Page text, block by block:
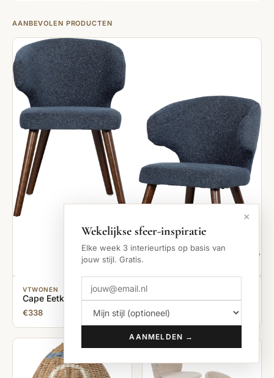
AANBEVOLEN PRODUCTEN
VTWONEN
Cape Eetkamerstoelen - Stof - Blauw - Set van 2
€338
×
Wekelijkse sfeer-inspiratie
Elke week 3 interieurtips op basis van
jouw stijl. Gratis.
AANMELDEN →